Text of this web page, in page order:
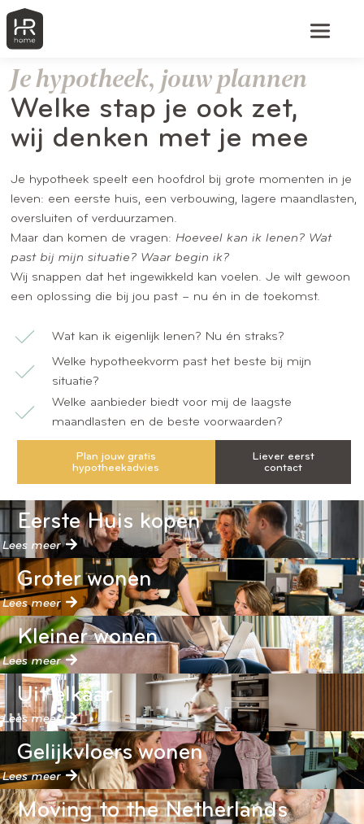
Je hypotheek, jouw plannen
Welke stap je ook zet,
wij denken met je mee
Je hypotheek speelt een hoofdrol bij grote momenten in je
leven: een eerste huis, een verbouwing, lagere maandlasten,
oversluiten of verduurzamen.
Maar dan komen de vragen: Hoeveel kan ik lenen? Wat
past bij mijn situatie? Waar begin ik?
Wij snappen dat het ingewikkeld kan voelen. Je wilt gewoon
een oplossing die bij jou past – nu én in de toekomst.
Wat kan ik eigenlijk lenen? Nu én straks?
Welke hypotheekvorm past het beste bij mijn
situatie?
Welke aanbieder biedt voor mij de laagste
maandlasten en de beste voorwaarden?
Plan jouw gratis
hypotheekadvies
Liever eerst
contact
Eerste Huis kopen
Lees meer
Groter wonen
Lees meer
Kleiner wonen
Lees meer
Uit elkaar
Lees meer
Gelijkvloers wonen
Lees meer
Moving to the Netherlands